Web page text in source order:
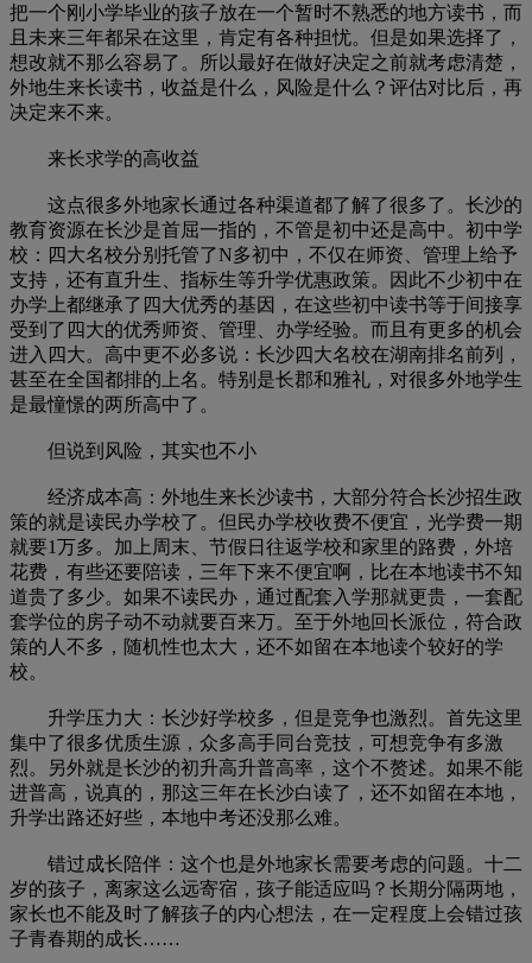
把一个刚小学毕业的孩子放在一个暂时不熟悉的地方读书，而
且未来三年都呆在这里，肯定有各种担忧。但是如果选择了，
想改就不那么容易了。所以最好在做好决定之前就考虑清楚，
外地生来长读书，收益是什么，风险是什么？评估对比后，再
决定来不来。
来长求学的高收益
这点很多外地家长通过各种渠道都了解了很多了。长沙的
教育资源在长沙是首屈一指的，不管是初中还是高中。初中学
校：四大名校分别托管了N多初中，不仅在师资、管理上给予
支持，还有直升生、指标生等升学优惠政策。因此不少初中在
办学上都继承了四大优秀的基因，在这些初中读书等于间接享
受到了四大的优秀师资、管理、办学经验。而且有更多的机会
进入四大。高中更不必多说：长沙四大名校在湖南排名前列，
甚至在全国都排的上名。特别是长郡和雅礼，对很多外地学生
是最憧憬的两所高中了。
但说到风险，其实也不小
经济成本高：外地生来长沙读书，大部分符合长沙招生政
策的就是读民办学校了。但民办学校收费不便宜，光学费一期
就要1万多。加上周末、节假日往返学校和家里的路费，外培
花费，有些还要陪读，三年下来不便宜啊，比在本地读书不知
道贵了多少。如果不读民办，通过配套入学那就更贵，一套配
套学位的房子动不动就要百来万。至于外地回长派位，符合政
策的人不多，随机性也太大，还不如留在本地读个较好的学
校。
升学压力大：长沙好学校多，但是竞争也激烈。首先这里
集中了很多优质生源，众多高手同台竞技，可想竞争有多激
烈。另外就是长沙的初升高升普高率，这个不赘述。如果不能
进普高，说真的，那这三年在长沙白读了，还不如留在本地，
升学出路还好些，本地中考还没那么难。
错过成长陪伴：这个也是外地家长需要考虑的问题。十二
岁的孩子，离家这么远寄宿，孩子能适应吗？长期分隔两地，
家长也不能及时了解孩子的内心想法，在一定程度上会错过孩
子青春期的成长……